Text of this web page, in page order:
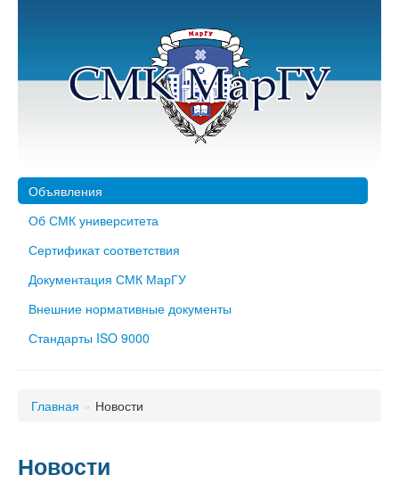
Объявления
Об СМК университета
Сертификат соответствия
Документация СМК МарГУ
Внешние нормативные документы
Стандарты ISO 9000
Главная » Новости
Новости